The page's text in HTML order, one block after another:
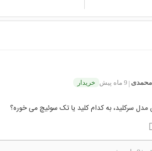
9 ماه پیش خریدار
مدل سرکلید، به کدام کلید یا تک سوئیچ می خوره؟